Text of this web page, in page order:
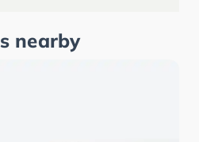
nearby